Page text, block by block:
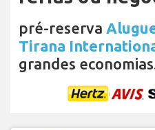
pré-reserva
Tirana
grandes